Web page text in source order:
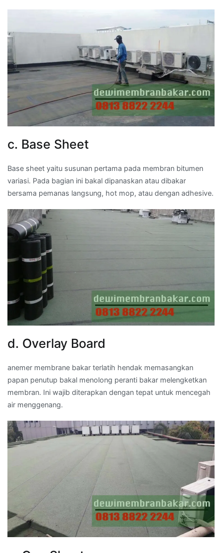
c. Base Sheet
Base sheet yaitu susunan pertama pada membran bitumen
variasi. Pada bagian ini bakal dipanaskan atau dibakar
bersama pemanas langsung, hot mop, atau dengan adhesive.
d. Overlay Board
anemer membrane bakar terlatih hendak memasangkan
papan penutup bakal menolong peranti bakar melengketkan
membran. Ini wajib diterapkan dengan tepat untuk mencegah
air menggenang.